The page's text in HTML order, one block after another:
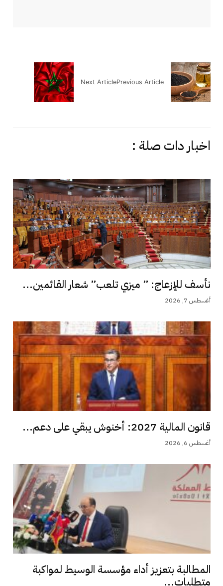
Previous Article
Next Article
اخبار دات صلة :
نأسف للإزعاج: ” ميزي تلعب” شعار القائمين...
أغسطس 7, 2026
قانون المالية 2027: أخنوش يبقي على دعم...
أغسطس 6, 2026
المطالبة بتعزيز أداء مؤسسة الوسيط لمواكبة
متطلبات...